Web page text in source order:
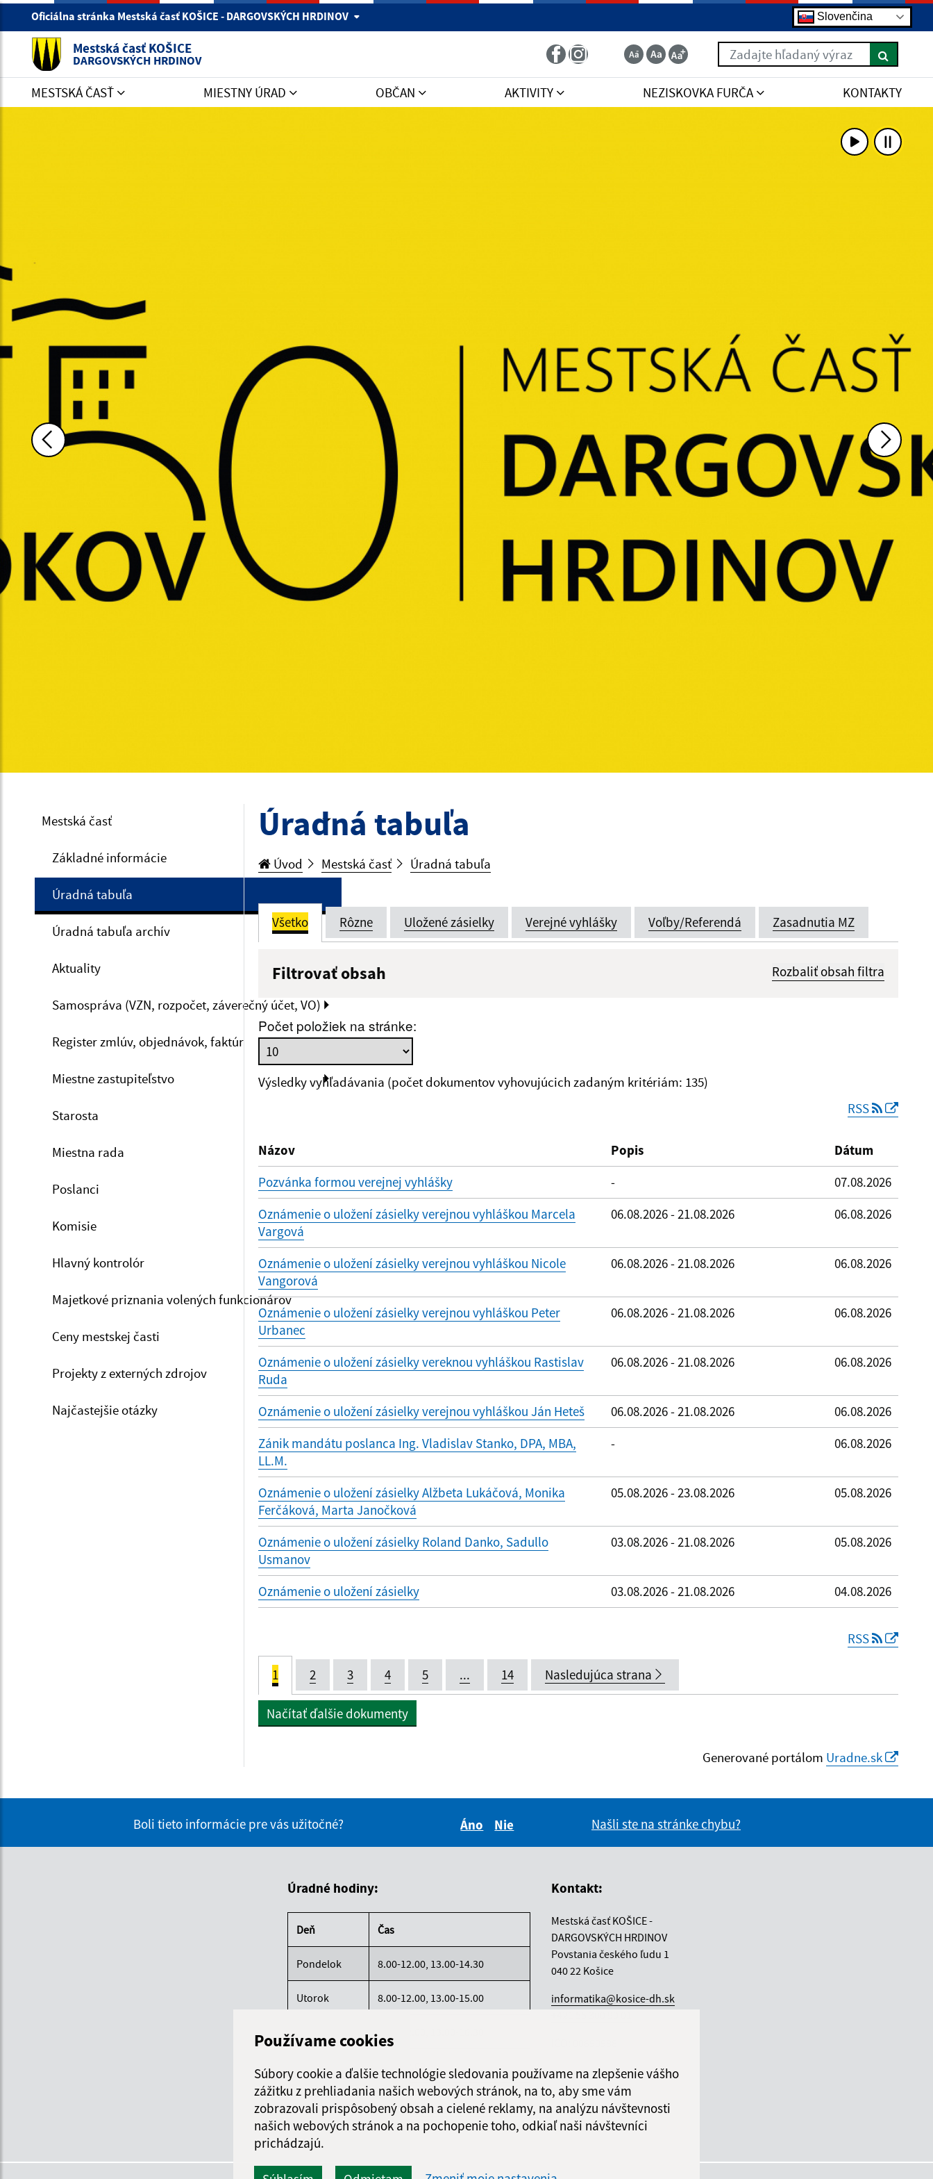
Používame cookies
Súbory cookie a ďalšie technológie sledovania používame na zlepšenie vášho
zážitku z prehliadania našich webových stránok, na to, aby sme vám
zobrazovali prispôsobený obsah a cielené reklamy, na analýzu návštevnosti
našich webových stránok a na pochopenie toho, odkiaľ naši návštevníci
prichádzajú.
Oficiálna stránka Mestská časť KOŠICE - DARGOVSKÝCH HRDINOV Slovenčina
Mestská časť KOŠICE
DARGOVSKÝCH HRDINOV
Zadajte hľadaný výraz
MESTSKÁ ČASŤ MIESTNY ÚRAD OBČAN AKTIVITY NEZISKOVKA FURČA KONTAKTY
Mestská časť
Základné informácie
Úradná tabuľa
Úradná tabuľa archív
Aktuality
Samospráva (VZN, rozpočet, záverečný účet, VO)
Register zmlúv, objednávok, faktúr
Miestne zastupiteľstvo
Starosta
Miestna rada
Poslanci
Komisie
Hlavný kontrolór
Majetkové priznania volených funkcionárov
Ceny mestskej časti
Projekty z externých zdrojov
Najčastejšie otázky
Úradná tabuľa
Úvod Mestská časť Úradná tabuľa
Všetko Rôzne Uložené zásielky Verejné vyhlášky Voľby/Referendá Zasadnutia MZ
Filtrovať obsah Rozbaliť obsah filtra
Dátum zverejnenia do:
Počet položiek na stránke:
Výsledky vyhľadávania (počet dokumentov vyhovujúcich zadaným kritériám: 135)
RSS
Názov Popis
Dátum
Pozvánka formou verejnej vyhlášky
-
07.08.2026
Oznámenie o uložení zásielky verejnou vyhláškou Marcela
Vargová
06.08.2026 - 21.08.2026 06.08.2026
Oznámenie o uložení zásielky verejnou vyhláškou Nicole
Vangorová
06.08.2026 - 21.08.2026 06.08.2026
Oznámenie o uložení zásielky verejnou vyhláškou Peter
Urbanec
06.08.2026 - 21.08.2026 06.08.2026
Oznámenie o uložení zásielky vereknou vyhláškou Rastislav
Ruda
06.08.2026 - 21.08.2026 06.08.2026
Oznámenie o uložení zásielky verejnou vyhláškou Ján Heteš 06.08.2026 - 21.08.2026
06.08.2026
Zánik mandátu poslanca Ing. Vladislav Stanko, DPA, MBA,
LL.M.
- 06.08.2026
Oznámenie o uložení zásielky Alžbeta Lukáčová, Monika
Ferčáková, Marta Janočková
05.08.2026 - 23.08.2026 05.08.2026
Oznámenie o uložení zásielky Roland Danko, Sadullo
Usmanov
03.08.2026 - 21.08.2026 05.08.2026
Oznámenie o uložení zásielky 03.08.2026 - 21.08.2026 04.08.2026
RSS
1 2 3 4 5 ... 14 Nasledujúca strana
Načítať ďalšie dokumenty
Generované portálom Uradne.sk
Boli tieto informácie pre vás užitočné?
Áno
Nie
Našli ste na stránke chybu?
Úradné hodiny:
Deň Čas
Pondelok 8.00-12.00, 13.00-14.30
Utorok 8.00-12.00, 13.00-15.00
Štvrtok 8.00-12.00
Piatok 8.00-12.00
Kontakt:
Mestská časť KOŠICE -
DARGOVSKÝCH HRDINOV
Povstania českého ľudu 1
040 22 Košice
informatika@kosice-dh.sk